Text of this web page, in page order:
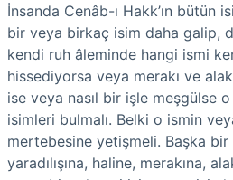
İnsanda Cenâb-ı Hakk’ın bütün
bir veya birkaç isim daha galip,
kendi ruh âleminde hangi ismi
hissediyorsa veya merakı ve
ise veya nasıl bir işle meşgülse
isimleri bulmalı. Belki o ismin
mertebesine yetişmeli. Başka
yaradılışına, haline, merakına,